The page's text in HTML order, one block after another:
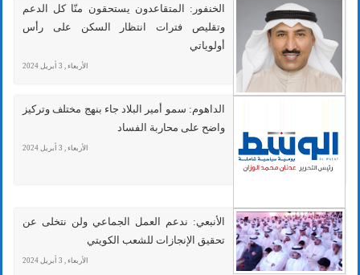
الخنفور: المتقاعدون يستحقون منّا كل الدعم
وتقليص فترات انتظار السكن على رأس
أولوياتي
الأربعاء , 3 أبريل 2024
الداهوم: سمو أمير البلاد جاء بنهج مختلف وتركيز
واضح على محاربة الفساد
الأربعاء , 3 أبريل 2024
الأنبعي: ندعم العمل الجماعي ولن نتخلى عن
تحقيق الإنجازات للشعب الكويتي
الأربعاء , 3 أبريل 2024